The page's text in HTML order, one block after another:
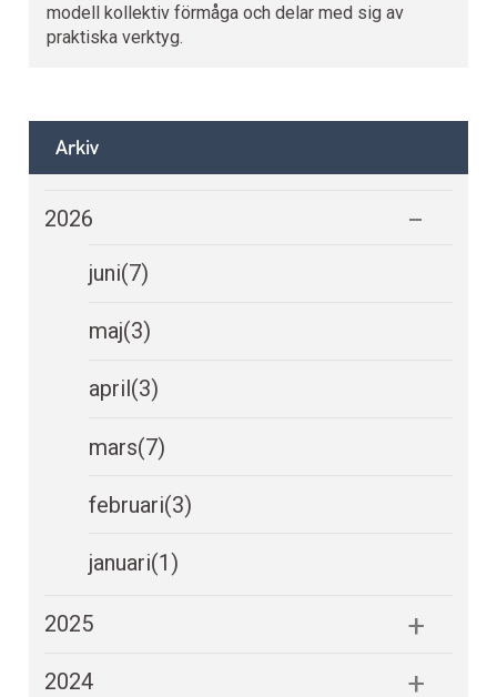
modell kollektiv förmåga och delar med sig av
praktiska verktyg.
Arkiv
2026
juni(7)
maj(3)
april (3)
mars(7)
februari(3)
januari(1)
2025
2024